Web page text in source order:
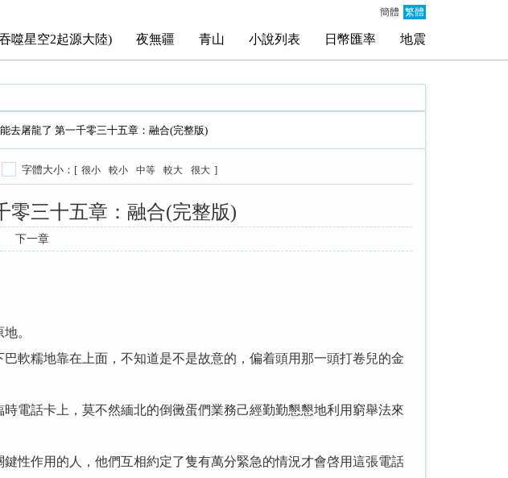
簡體 繁體
噬星空2起源大陸) 夜無疆 青山 小說列表 日幣匯率 地震
去屠龍了 第一千零三十五章：融合(完整版)
字體大小：[ 很小 較小 中等 較大 很大 ]
零三十五章：融合(完整版)
下一章
。
軟糯地靠在上面，不知道是不是故意的，偏着頭用那一頭打卷兒的金
電話卡上，莫不然緬北的倒黴蛋們業務己經勤勤懇懇地利用窮舉法來
性作用的人，他們互相約定了隻有萬分緊急的情況才會啓用這張電話